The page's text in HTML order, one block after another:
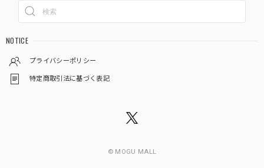
NOTICE
プライバシーポリシー
特定商取引法に基づく表記
© MOGU MALL